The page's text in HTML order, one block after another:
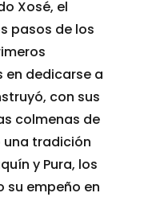
Xosé, el
pasos de los
dedicarse a
con sus
colmenas de
una tradición
y Pura, los
su empeño en